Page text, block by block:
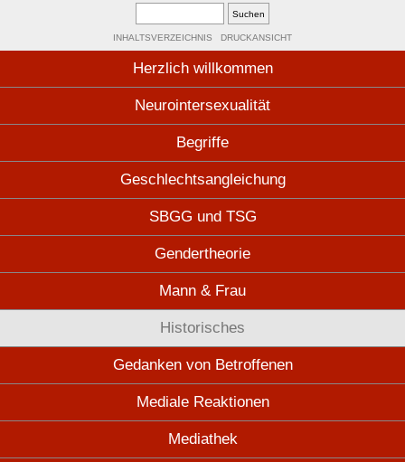
INHALTSVERZEICHNIS DRUCKANSICHT
Herzlich willkommen
Neurointersexualität
Begriffe
Geschlechtsangleichung
SBGG und TSG
Gendertheorie
Mann & Frau
Historisches
Gedanken von Betroffenen
Mediale Reaktionen
Mediathek